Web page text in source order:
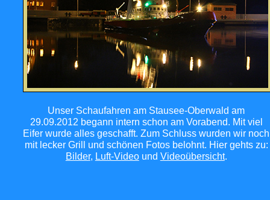
Unser Schaufahren am Stausee-Oberwald am
29.09.2012 begann intern schon am Vorabend. Mit viel
Eifer wurde alles geschafft. Zum Schluss wurden wir noch
mit lecker Grill und schönen Fotos belohnt. Hier gehts zu:
Bilder, Luft-Videound Videoübersicht.